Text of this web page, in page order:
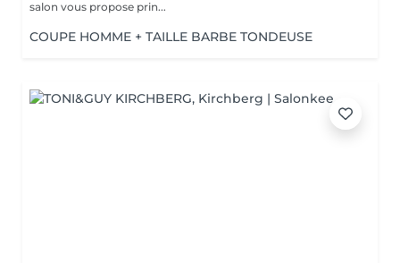
salon vous propose prin...
COUPE HOMME + TAILLE BARBE TONDEUSE